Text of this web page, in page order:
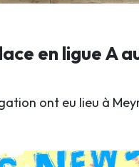
en ligue A
ont eu lieu à